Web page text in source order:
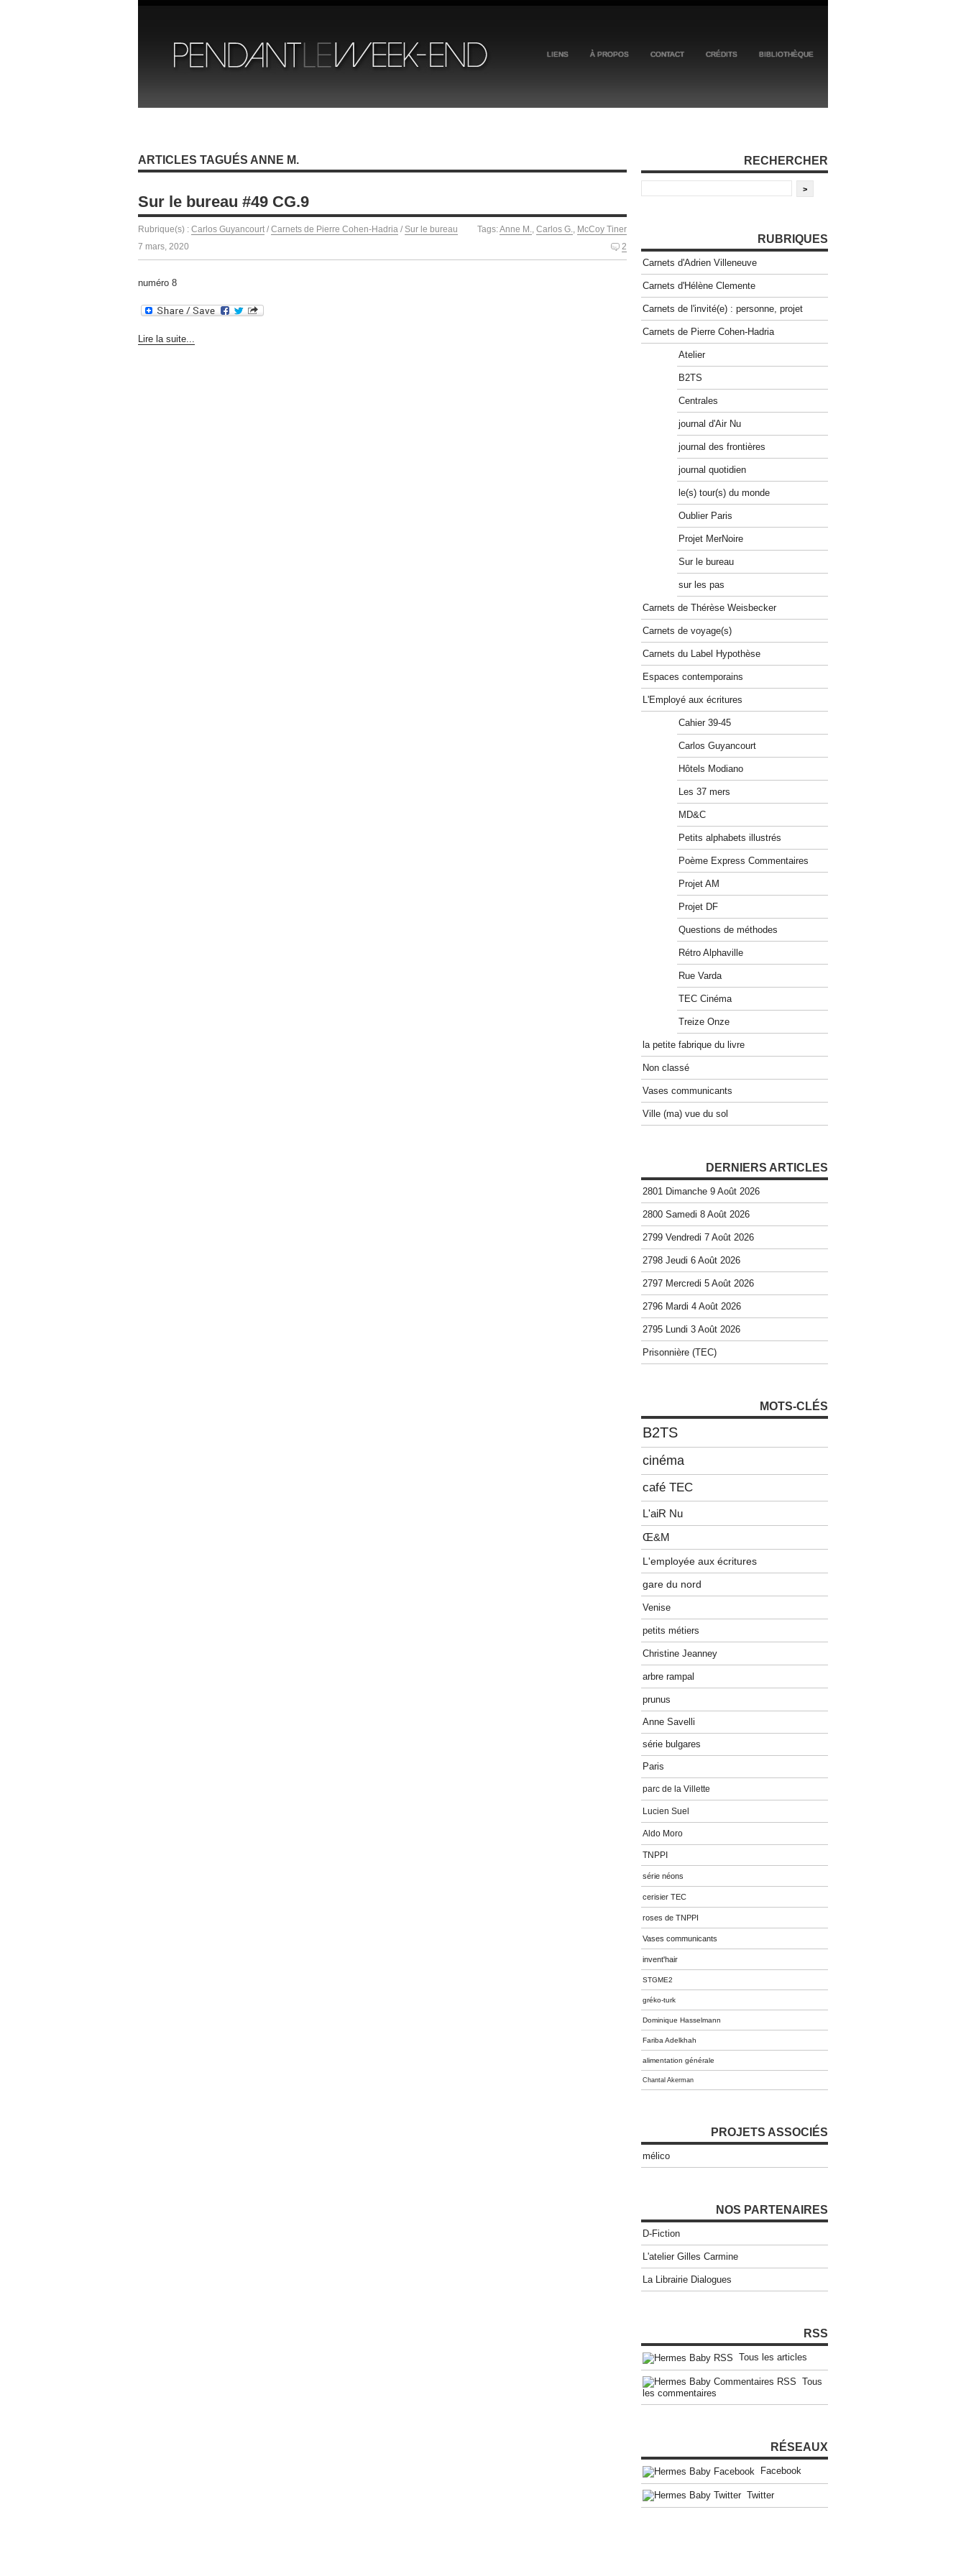
LIENS À PROPOS CONTACT CRÉDITS BIBLIOTHÈQUE
ARTICLES TAGUÉS ANNE M.
Sur le bureau #49 CG.9
Rubrique(s) : Carlos Guyancourt / Carnets de Pierre Cohen-Hadria / Sur le bureau Tags:Anne M., Carlos G., McCoy Tiner
7 mars, 2020
2
numéro 8
Lire la suite...
RECHERCHER
RUBRIQUES
Carnets d'Adrien Villeneuve
Carnets d'Hélène Clemente
Carnets de l'invité(e) : personne, projet
Carnets de Pierre Cohen-Hadria
Atelier
B2TS
Centrales
journal d'Air Nu
journal des frontières
journal quotidien
le(s) tour(s) du monde
Oublier Paris
Projet MerNoire
Sur le bureau
sur les pas
Carnets de Thérèse Weisbecker
Carnets de voyage(s)
Carnets du Label Hypothèse
Espaces contemporains
L'Employé aux écritures
Cahier 39-45
Carlos Guyancourt
Hôtels Modiano
Les 37 mers
MD&C
Petits alphabets illustrés
Poème Express Commentaires
Projet AM
Projet DF
Questions de méthodes
Rétro Alphaville
Rue Varda
TEC Cinéma
Treize Onze
la petite fabrique du livre
Non classé
Vases communicants
Ville (ma) vue du sol
DERNIERS ARTICLES
2801 Dimanche 9 Août 2026
2800 Samedi 8 Août 2026
2799 Vendredi 7 Août 2026
2798 Jeudi 6 Août 2026
2797 Mercredi 5 Août 2026
2796 Mardi 4 Août 2026
2795 Lundi 3 Août 2026
Prisonnière (TEC)
MOTS-CLÉS
B2TS
cinéma
café TEC
L'aiR Nu
Œ&M
L'employée aux écritures
gare du nord
Venise
petits métiers
Christine Jeanney
arbre rampal
prunus
Anne Savelli
série bulgares
Paris
parc de la Villette
Lucien Suel
Aldo Moro
TNPPI
série néons
cerisier TEC
roses de TNPPI
Vases communicants
invent'hair
STGME2
gréko-turk
Dominique Hasselmann
Fariba Adelkhah
alimentation générale
Chantal Akerman
PROJETS ASSOCIÉS
mélico
NOS PARTENAIRES
D-Fiction
L'atelier Gilles Carmine
La Librairie Dialogues
RSS
Tous les articles
Tous
les commentaires
RÉSEAUX
Facebook
Twitter